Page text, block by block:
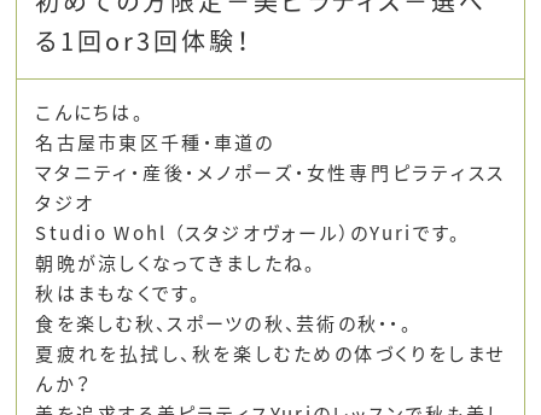
る1回or3回体験！
こんにちは。
名古屋市東区千種・車道の
マタニティ・産後・メノポーズ・女性専門ピラティスス
タジオ
Studio Wohl （スタジオヴォール）のYuriです。
朝晩が涼しくなってきましたね。
秋はまもなくです。
食を楽しむ秋、スポーツの秋、芸術の秋・・。
夏疲れを払拭し、秋を楽しむための体づくりをしませ
んか？